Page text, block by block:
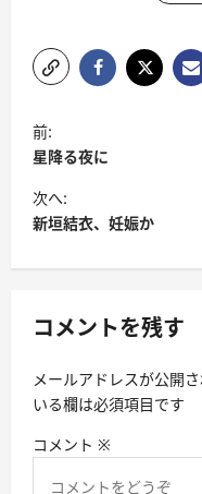
投
稿
ナ
ビ
シ
ン
前:
星降る夜に
次へ:
新垣結衣、妊娠か
コメントを残す
メールアドレスが公開
いる欄は必須項目です
コメント ※